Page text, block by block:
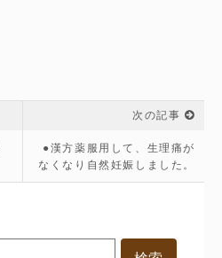
次の記事
●漢方薬服用して、生理痛が
なくなり自然妊娠しました。